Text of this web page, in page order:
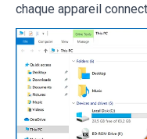
chaque appareil